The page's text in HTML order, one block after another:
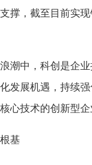
撑，截至目前实
潮中，科创是企
发展机遇，持续
心技术的创新型
基